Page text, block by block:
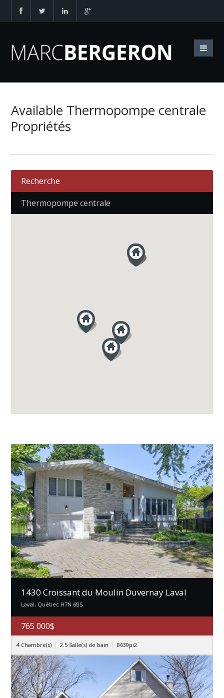
Available Thermopompe centrale
Propriétés
Recherche
Thermopompe centrale
1430 Croissant du Moulin Duvernay Laval
Laval, Québec H7N 6B5
765 000$
4 Chambre(s) 2.5 Salle(s) de bain 8639pi2